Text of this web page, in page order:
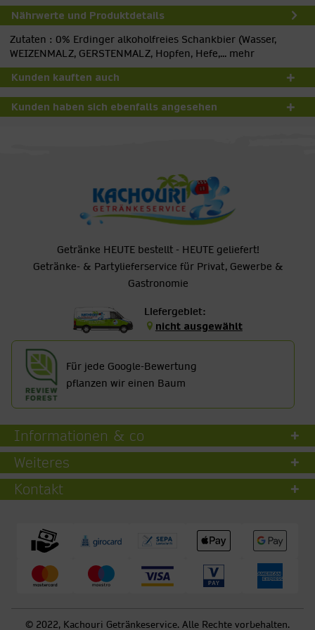
Nährwerte und Produktdetails
Zutaten : 0% Erdinger alkoholfreies Schankbier (Wasser,
WEIZENMALZ, GERSTENMALZ, Hopfen, Hefe,... mehr
Kunden kauften auch
Kunden haben sich ebenfalls angesehen
Getränke HEUTE bestellt - HEUTE geliefert!
Getränke- & Partylieferservice für Privat, Gewerbe &
Gastronomie
Liefergebiet:
nicht ausgewählt
Für jede Google-Bewertung
pflanzen wir einen Baum
Informationen & co
Weiteres
Kontakt
© 2022, Kachouri Getränkeservice. Alle Rechte vorbehalten.